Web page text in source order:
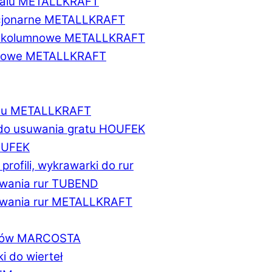
METALLKRAFT
METALLKRAFT
METALLKRAFT
METALLKRAFT
usuwania gratu HOUFEK
wykrawarki do rur
rur TUBEND
rur METALLKRAFT
MARCOSTA
do wierteł